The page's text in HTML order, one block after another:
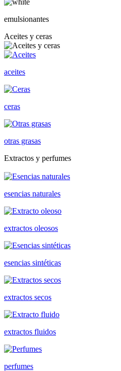
emulsionantes
Aceites y ceras
aceites
ceras
otras grasas
Extractos y perfumes
esencias naturales
extractos oleosos
esencias sintéticas
extractos secos
extractos fluidos
perfumes